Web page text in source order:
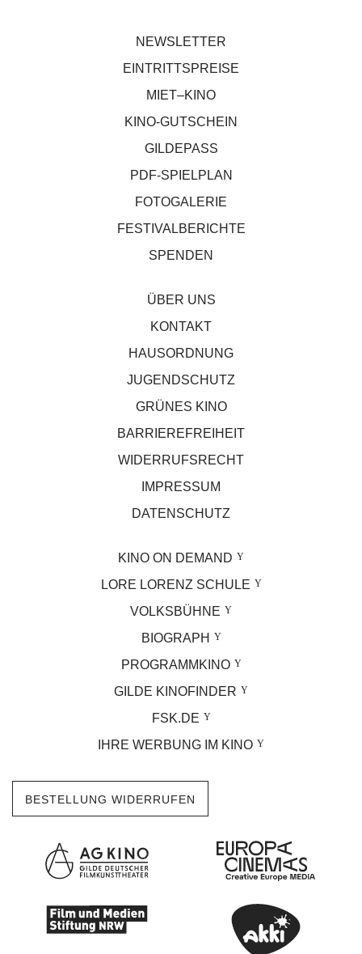
NEWSLETTER
EINTRITTSPREISE
MIET–KINO
KINO-GUTSCHEIN
GILDEPASS
PDF-SPIELPLAN
FOTOGALERIE
FESTIVALBERICHTE
SPENDEN
ÜBER UNS
KONTAKT
HAUSORDNUNG
JUGENDSCHUTZ
GRÜNES KINO
BARRIEREFREIHEIT
WIDERRUFSRECHT
IMPRESSUM
DATENSCHUTZ
KINO ON DEMAND
LORE LORENZ SCHULE
VOLKSBÜHNE
BIOGRAPH
PROGRAMMKINO
GILDE KINOFINDER
FSK.DE
IHRE WERBUNG IM KINO
BESTELLUNG WIDERRUFEN